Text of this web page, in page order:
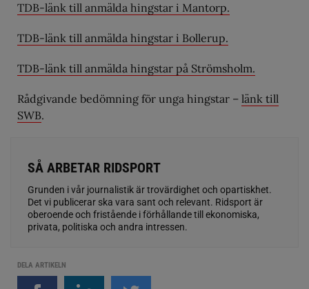
TDB-länk till anmälda hingstar i Mantorp.
TDB-länk till anmälda hingstar i Bollerup.
TDB-länk till anmälda hingstar på Strömsholm.
Rådgivande bedömning för unga hingstar – länk till
SWB.
SÅ ARBETAR RIDSPORT
Grunden i vår journalistik är trovärdighet och opartiskhet.
Det vi publicerar ska vara sant och relevant. Ridsport är
oberoende och fristående i förhållande till ekonomiska,
privata, politiska och andra intressen.
DELA ARTIKELN